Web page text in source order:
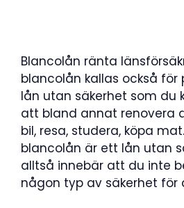
Blancolån ränta
blancolån kallas också
lån utan säkerhet som du
att bland annat renovera
bil, resa, studera, köpa
blancolån är ett lån utan
alltså innebär att du inte
någon typ av säkerhet för